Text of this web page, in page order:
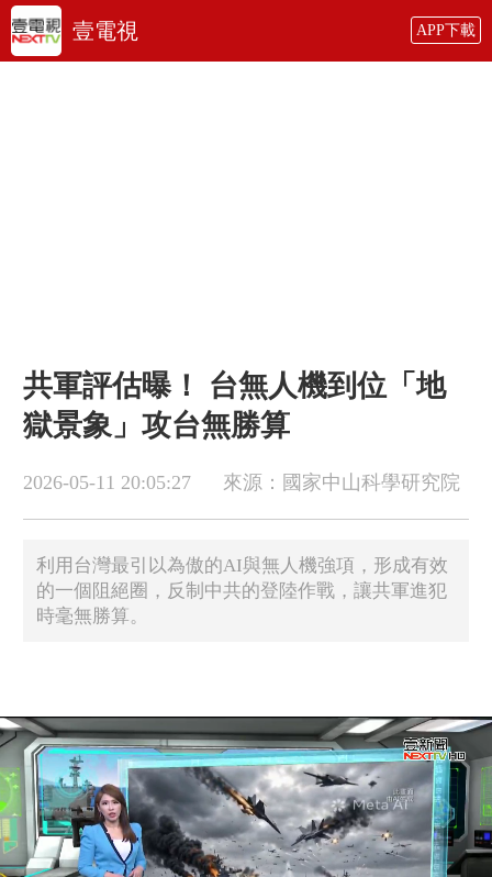
壹電視 APP下載
共軍評估曝！ 台無人機到位「地
獄景象」攻台無勝算
2026-05-11 20:05:27 來源：國家中山科學研究院
利用台灣最引以為傲的AI與無人機強項，形成有效
的一個阻絕圈，反制中共的登陸作戰，讓共軍進犯
時毫無勝算。